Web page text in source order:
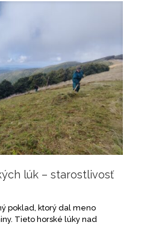
lúk – starostlivosť
poklad, ktorý dal meno
Tieto horské lúky nad